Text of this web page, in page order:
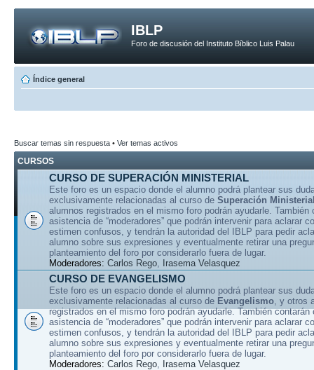
IBLP
Foro de discusión del Instituto Bíblico Luis Palau
Índice general
Buscar temas sin respuesta • Ver temas activos
CURSOS
CURSO DE SUPERACIÓN MINISTERIAL
Este foro es un espacio donde el alumno podrá plantear sus
exclusivamente relacionadas al curso de Superación
alumnos registrados en el mismo foro podrán ayudarle. También
asistencia de “moderadores” que podrán intervenir para aclarar
estimen confusos, y tendrán la autoridad del IBLP para pedir
alumno sobre sus expresiones y eventualmente retirar una
planteamiento del foro por considerarlo fuera de lugar.
Moderadores: Carlos Rego, Irasema Velasquez
CURSO DE EVANGELISMO
Este foro es un espacio donde el alumno podrá plantear sus
exclusivamente relacionadas al curso de Evangelismo, y otros
registrados en el mismo foro podrán ayudarle. También contarán
asistencia de “moderadores” que podrán intervenir para aclarar
estimen confusos, y tendrán la autoridad del IBLP para pedir
alumno sobre sus expresiones y eventualmente retirar una
planteamiento del foro por considerarlo fuera de lugar.
Moderadores: Carlos Rego, Irasema Velasquez